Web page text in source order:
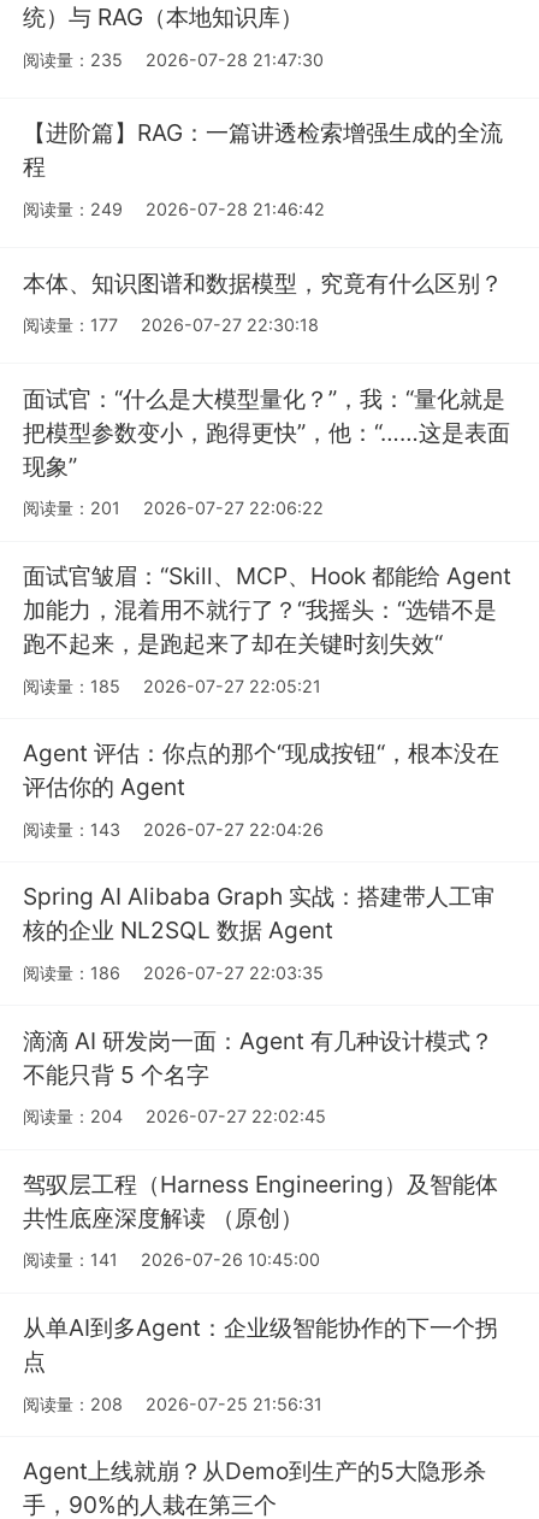
统）与 RAG（本地知识库）
阅读量：235 2026-07-28 21:47:30
【进阶篇】RAG：一篇讲透检索增强生成的全流
程
阅读量：249 2026-07-28 21:46:42
本体、知识图谱和数据模型，究竟有什么区别？
阅读量：177 2026-07-27 22:30:18
面试官：“什么是大模型量化？”，我：“量化就是
把模型参数变小，跑得更快”，他：“……这是表面
现象”
阅读量：201 2026-07-27 22:06:22
面试官皱眉：“Skill、MCP、Hook 都能给 Agent
加能力，混着用不就行了？“我摇头：“选错不是
跑不起来，是跑起来了却在关键时刻失效“
阅读量：185 2026-07-27 22:05:21
Agent 评估：你点的那个“现成按钮“，根本没在
评估你的 Agent
阅读量：143 2026-07-27 22:04:26
Spring AI Alibaba Graph 实战：搭建带人工审
核的企业 NL2SQL 数据 Agent
阅读量：186 2026-07-27 22:03:35
滴滴 AI 研发岗一面：Agent 有几种设计模式？
不能只背 5 个名字
阅读量：204 2026-07-27 22:02:45
驾驭层工程（Harness Engineering）及智能体
共性底座深度解读 （原创）
阅读量：141 2026-07-26 10:45:00
从单AI到多Agent：企业级智能协作的下一个拐
点
阅读量：208 2026-07-25 21:56:31
Agent上线就崩？从Demo到生产的5大隐形杀
手，90%的人栽在第三个